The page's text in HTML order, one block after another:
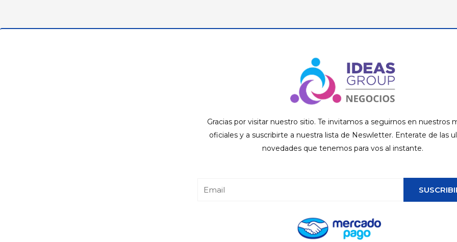
Gracias por visitar nuestro sitio. Te invitamos a seguirnos en nuestros
oficiales y a suscribirte a nuestra lista de Neswletter. Enterate de las
novedades que tenemos para vos al instante.